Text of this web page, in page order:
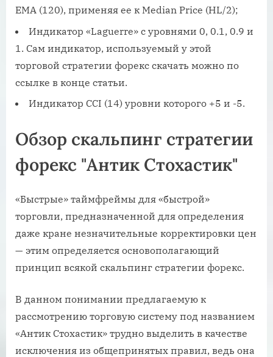
EMA (120), применяя ее к Median Price (HL/2);
Индикатор «Laguerre» с уровнями 0, 0.1, 0.9 и
1. Сам индикатор, используемый у этой
торговой стратегии форекс скачать можно по
ссылке в конце статьи.
Индикатор CCI (14) уровни которого +5 и -5.
Обзор скальпинг стратегии
форекс "Антик Стохастик"
«Быстрые» таймфреймы для «быстрой»
торговли, предназначенной для определения
даже кране незначительные корректировки цен
— этим определяется основополагающий
принцип всякой скальпинг стратегии форекс.
В данном понимании предлагаемую к
рассмотрению торговую систему под названием
«Антик Стохастик» трудно выделить в качестве
исключения из общепринятых правил, ведь она